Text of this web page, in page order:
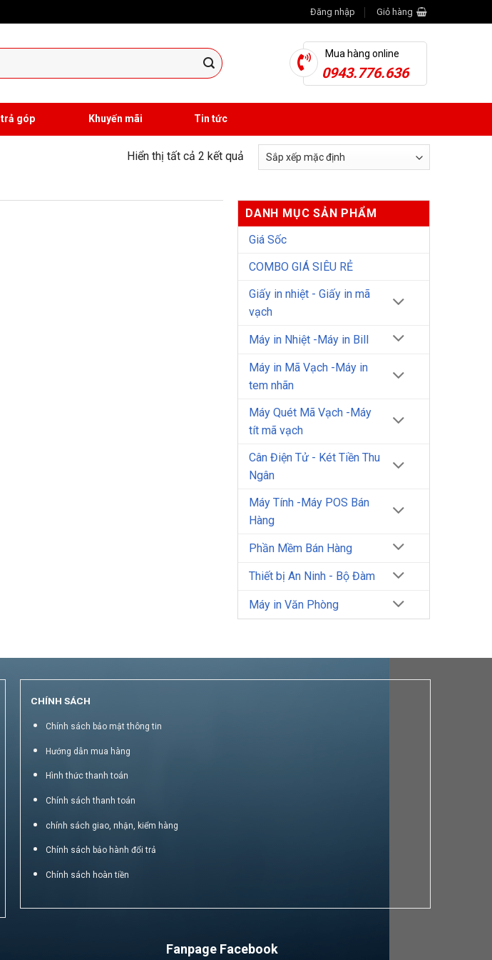
Đăng nhập Giỏ hàng
Mua hàng online
0943.776.636
trả góp Khuyến mãi Tin tức
Hiển thị tất cả 2 kết quả
DANH MỤC SẢN PHẨM
Giá Sốc
COMBO GIÁ SIÊU RẺ
Giấy in nhiệt - Giấy in mã
vạch
Máy in Nhiệt -Máy in Bill
Máy in Mã Vạch -Máy in
tem nhãn
Máy Quét Mã Vạch -Máy
tít mã vạch
Cân Điện Tử - Két Tiền Thu
Ngân
Máy Tính -Máy POS Bán
Hàng
Phần Mềm Bán Hàng
Thiết bị An Ninh - Bộ Đàm
Máy in Văn Phòng
CHÍNH SÁCH
Chính sách bảo mật thông tin
Hướng dẫn mua hàng
Hình thức thanh toán
Chính sách thanh toán
chính sách giao, nhận, kiểm hàng
Chính sách bảo hành đổi trả
Chính sách hoàn tiền
Fanpage Facebook